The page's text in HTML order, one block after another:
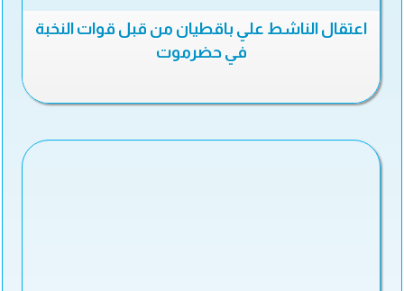
اعتقال الناشط علي باقطيان من قبل قوات النخبة
في حضرموت